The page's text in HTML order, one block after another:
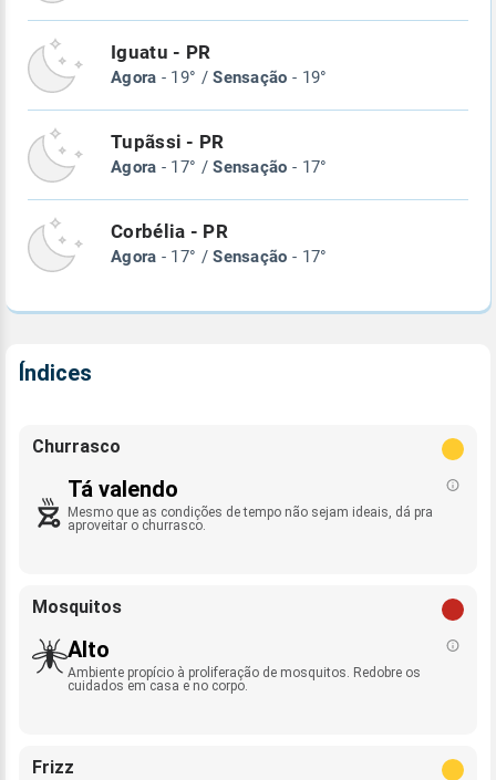
Iguatu - PR
Agora - 19° /Sensação - 19°
Tupãssi - PR
Agora - 17° /Sensação - 17°
Corbélia - PR
Agora - 17° /Sensação - 17°
Índices
Churrasco
Tá valendo
Mesmo que as condições de tempo não sejam ideais, dá pra
aproveitar o churrasco.
Mosquitos
Alto
Ambiente propício à proliferação de mosquitos. Redobre os
cuidados em casa e no corpo.
Frizz